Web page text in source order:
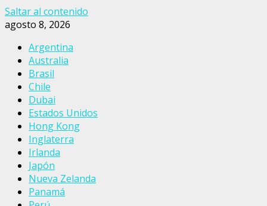
Saltar al contenido
agosto 8, 2026
Argentina
Australia
Brasil
Chile
Dubai
Estados Unidos
Hong Kong
Inglaterra
Irlanda
Japón
Nueva Zelanda
Panamá